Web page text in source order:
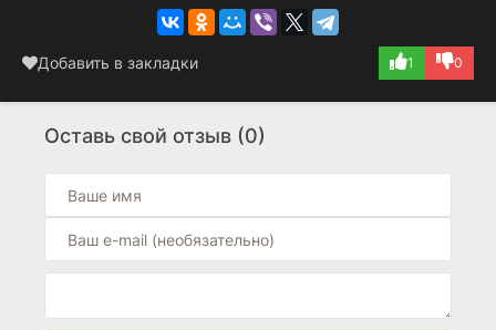
Добавить в закладки 1 0
Оставь свой отзыв (0)